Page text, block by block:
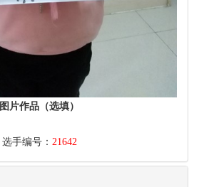
图片作品（选填）
选手编号： 21642